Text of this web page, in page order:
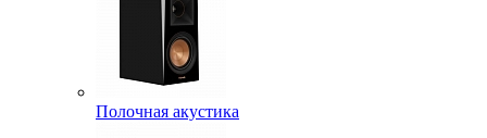
Полочная акустика